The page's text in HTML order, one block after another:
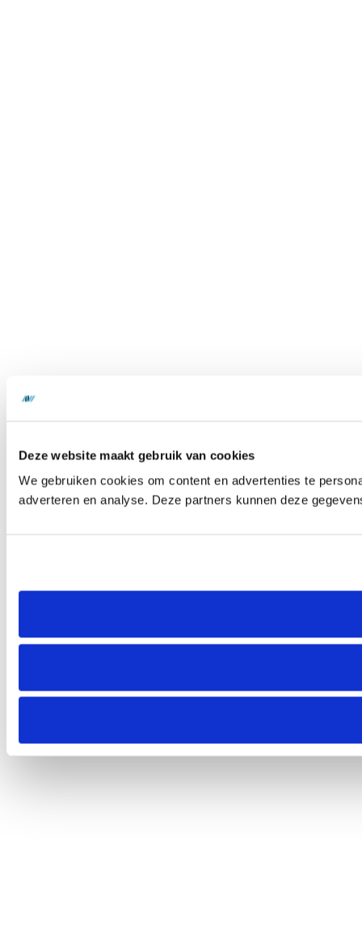
Deze website maakt gebruik van cookies
We gebruiken cookies om content en advertenties te
adverteren en analyse. Deze partners kunnen deze